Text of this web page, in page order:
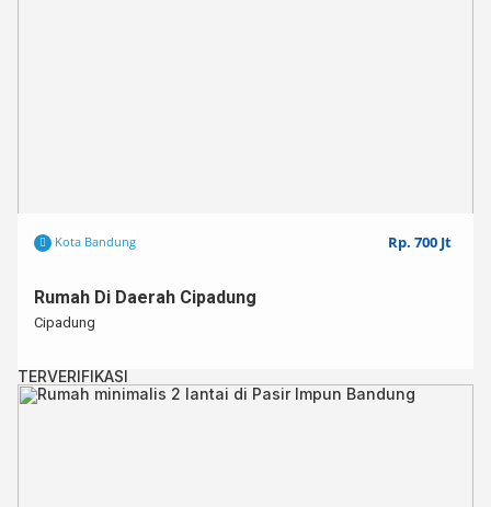
Kota Bandung Rp. 700 Jt
Rumah Di Daerah Cipadung
Cipadung
TERVERIFIKASI